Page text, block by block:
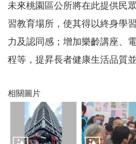
箱
常
見
問
題
園
市
E
未來桃園區公所將在此提供民
習教育場所，使其得以終身學
力及認同感；增加樂齡講座、
程等，提昇長者健康生活品質
相關圖片